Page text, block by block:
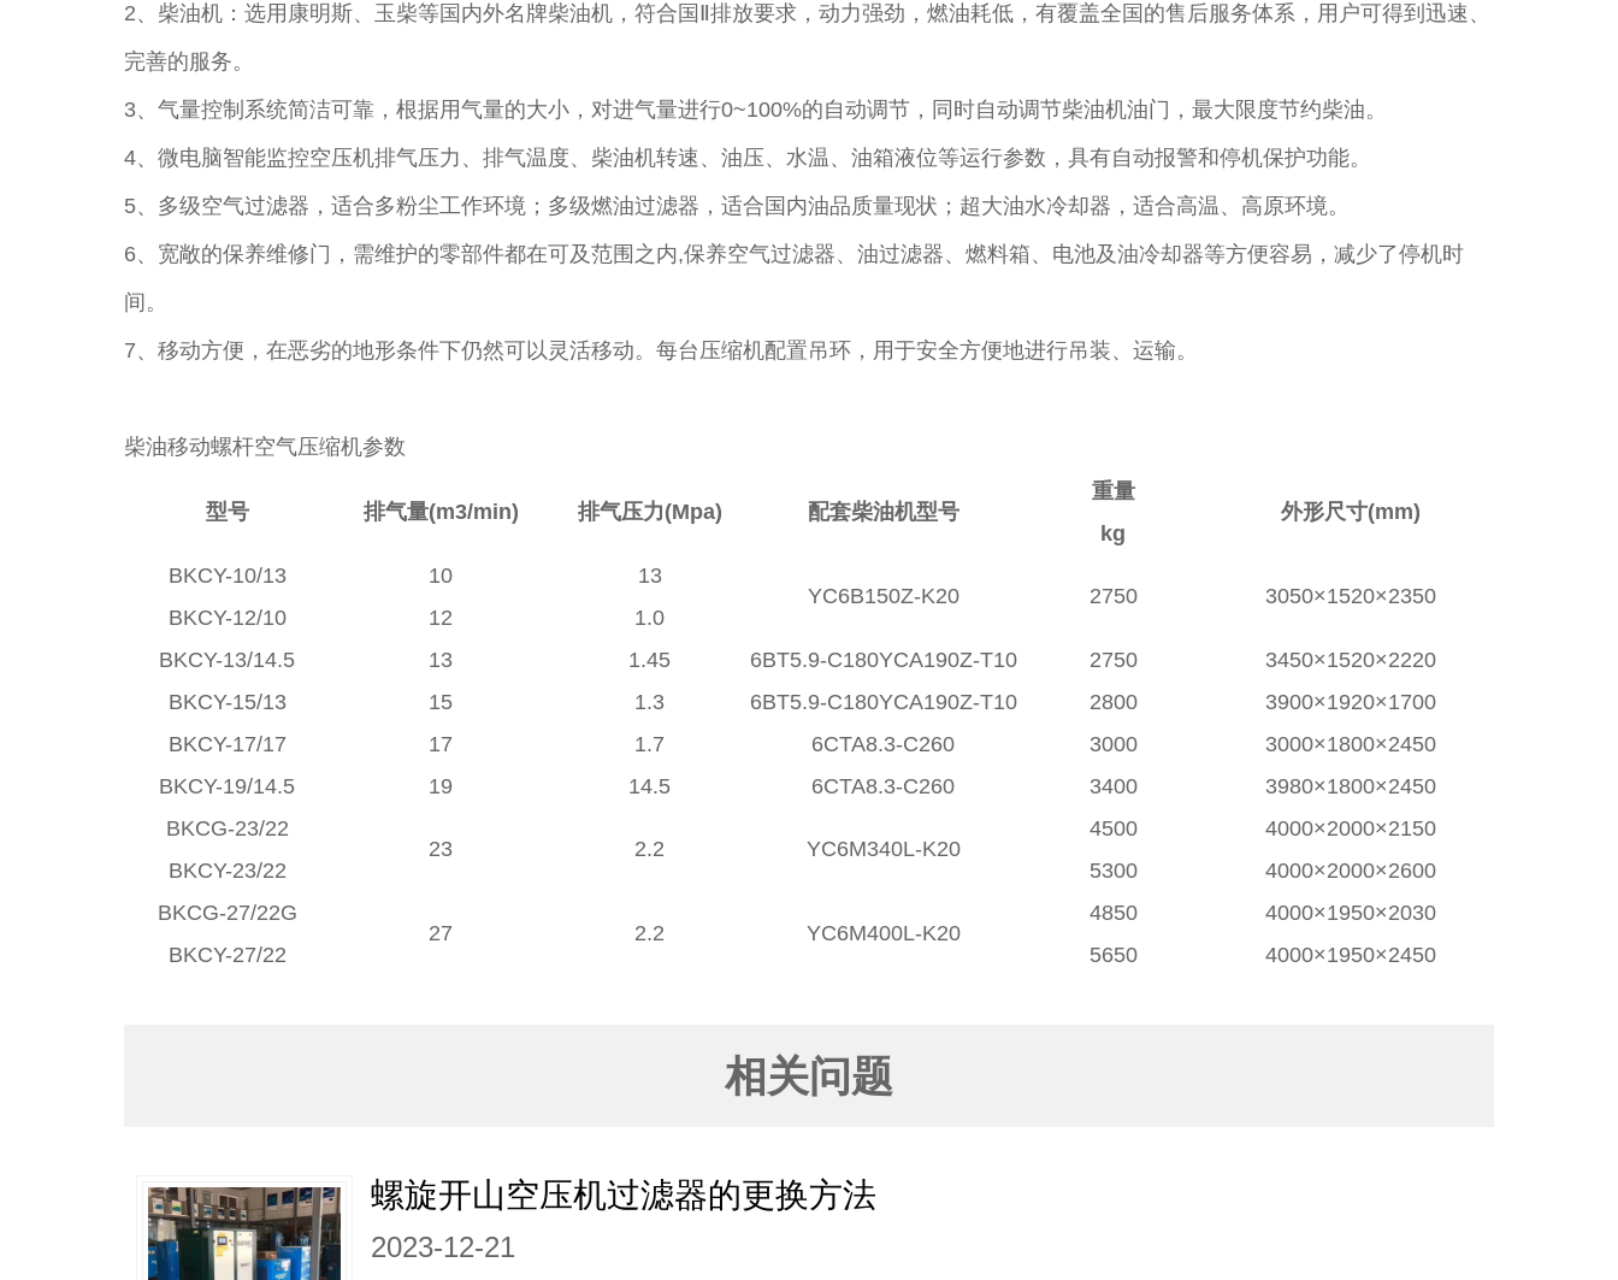
2、柴油机：选用康明斯、玉柴等国内外名牌柴油机，符合国Ⅱ排放要求，动力强劲，燃油耗低，有覆盖全国的售后服务体系，用户可得到迅速、
完善的服务。
3、气量控制系统简洁可靠，根据用气量的大小，对进气量进行0~100%的自动调节，同时自动调节柴油机油门，最大限度节约柴油。
4、微电脑智能监控空压机排气压力、排气温度、柴油机转速、油压、水温、油箱液位等运行参数，具有自动报警和停机保护功能。
5、多级空气过滤器，适合多粉尘工作环境；多级燃油过滤器，适合国内油品质量现状；超大油水冷却器，适合高温、高原环境。
6、宽敞的保养维修门，需维护的零部件都在可及范围之内,保养空气过滤器、油过滤器、燃料箱、电池及油冷却器等方便容易，减少了停机时
间。
7、移动方便，在恶劣的地形条件下仍然可以灵活移动。每台压缩机配置吊环，用于安全方便地进行吊装、运输。
柴油移动螺杆空气压缩机参数
型号 排气量(m3/min) 排气压力(Mpa) 配套柴油机型号
重量
kg
外形尺寸(mm)
BKCY-10/13 10
13
YC6B150Z-K20
2750
3050×1520×2350
BKCY-12/10
12
1.0
BKCY-13/14.5
13 1.45 6BT5.9-C180YCA190Z-T10 2750
3450×1520×2220
BKCY-15/13
15 1.3 6BT5.9-C180YCA190Z-T10 2800
3900×1920×1700
BKCY-17/17
17 1.7 6CTA8.3-C260 3000
3000×1800×2450
BKCY-19/14.5
19 14.5 6CTA8.3-C260 3400
3980×1800×2450
BKCG-23/22
23
2.2 YC6M340L-K20
4500
4000×2000×2150
BKCY-23/22
5300
4000×2000×2600
BKCG-27/22G
27
2.2 YC6M400L-K20
4850
4000×1950×2030
BKCY-27/22
5650 4000×1950×2450
相关问题
螺旋开山空压机过滤器的更换方法
2023-12-21